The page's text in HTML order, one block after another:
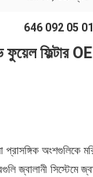
646 092 05 01
ফুয়েল
প্রাসঙ্গিক অংশগুলিকে
জ্বালানী